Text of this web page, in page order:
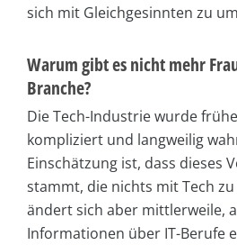
sich mit Gleichgesinnten zu
Warum gibt es nicht mehr
Branche?
Die Tech-Industrie wurde
kompliziert und langweilig
Einschätzung ist, dass dieses
stammt, die nichts mit Tech
ändert sich aber mittlerweile,
Informationen über IT-Berufe